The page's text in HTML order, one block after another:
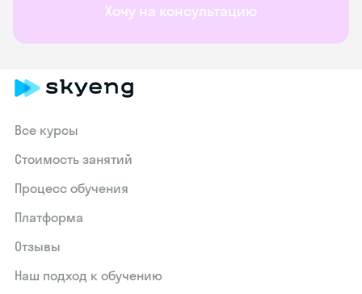
Хочу на консультацию
Все курсы
Стоимость занятий
Процесс обучения
Платформа
Отзывы
Наш подход к обучению